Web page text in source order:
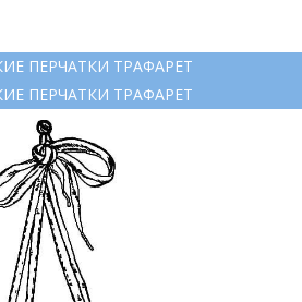
ПЕРЧАТКИ ТРАФАРЕТ
ПЕРЧАТКИ ТРАФАРЕТ